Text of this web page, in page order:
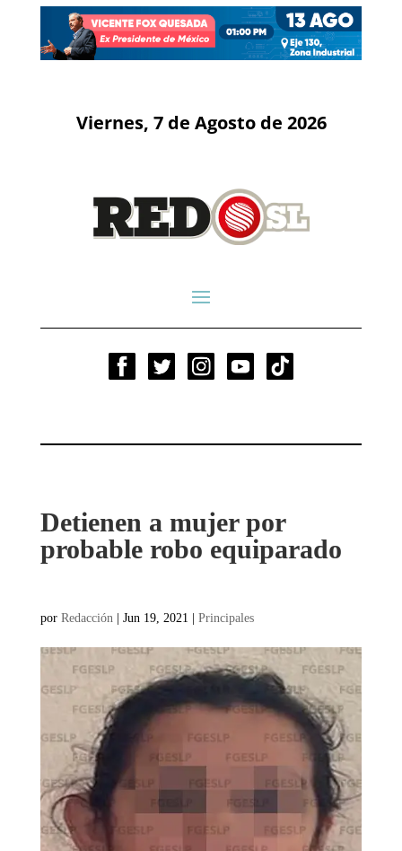
Viernes, 7 de Agosto de 2026
Detienen a mujer por
probable robo equiparado
por Redacción | Jun 19, 2021 | Principales